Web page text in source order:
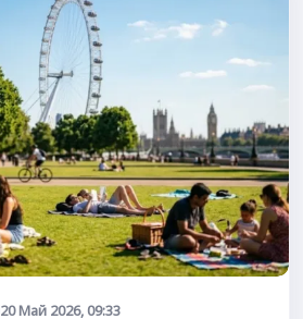
20 Май 2026, 09:33